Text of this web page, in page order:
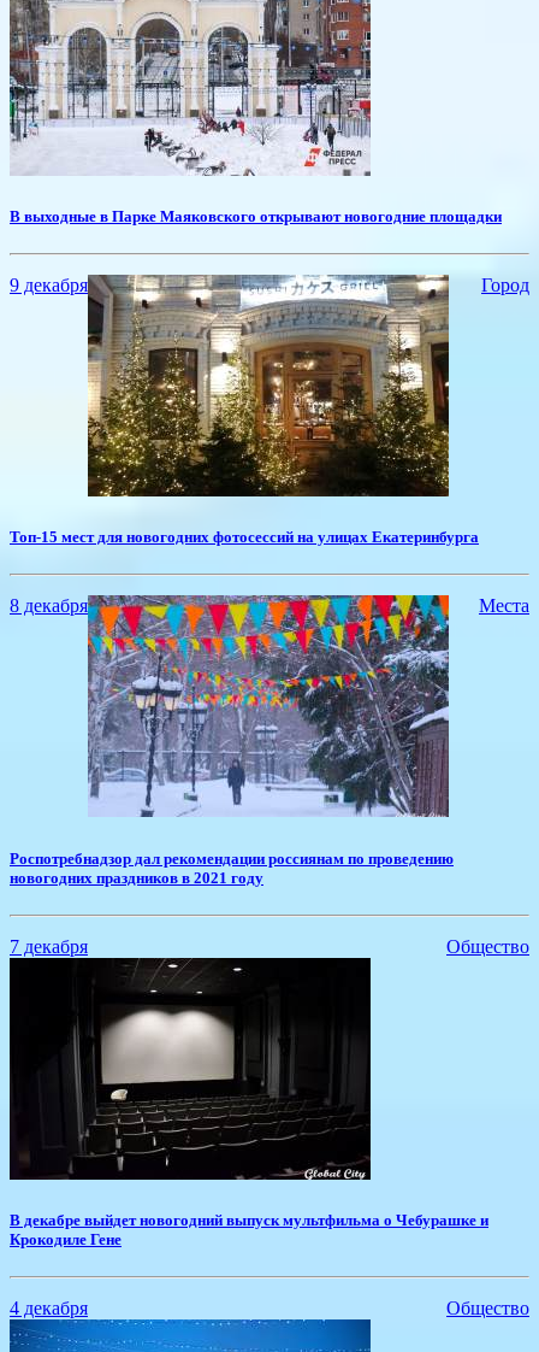
​В выходные в Парке Маяковского открывают новогодние площадки
9 декабря Город
Топ-15 мест для новогодних фотосессий на улицах Екатеринбурга
8 декабря Места
​Роспотребнадзор дал рекомендации россиянам по проведению
новогодних праздников в 2021 году
7 декабря Общество
​В декабре выйдет новогодний выпуск мультфильма о Чебурашке и
Крокодиле Гене
4 декабря Общество